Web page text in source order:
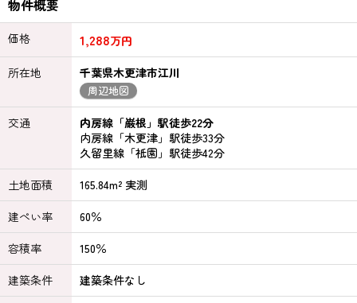
物件概要
価格 1,288万円
所在地
千葉県木更津市江川
周辺地図
交通
内房線「巌根」駅徒歩22分
内房線「木更津」駅徒歩33分
久留里線「祇園」駅徒歩42分
土地面積
165.84m² 実測
建ぺい率
60％
容積率
150％
建築条件
建築条件なし